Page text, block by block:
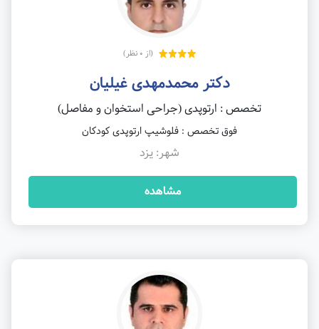
(از 0 نظر)
دکتر محمدمهدی غیلیان
تخصص : ارتوپدی (جراحی استخوان و مفاصل)
فوق تخصص : فلوشیپ ارتوپدی کودکان
شهر: یزد
مشاهده